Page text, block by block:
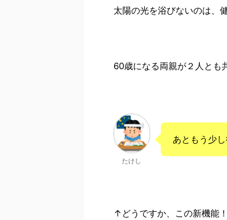
太陽の光を浴びないのは、
60歳になる両親が２人とも
たけし
あともう少
↑どうですか、この新機能